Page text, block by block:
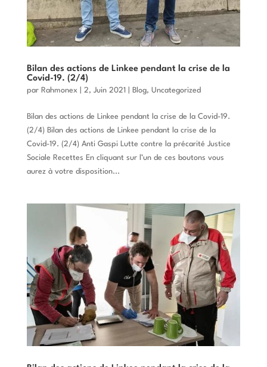
Bilan des actions de Linkee pendant la crise de la
Covid-19. (2/4)
par Rahmonex| 2, Juin 2021 Blog, Uncategorized
Bilan des actions de Linkee pendant la crise de la Covid-19.
(2/4) Bilan des actions de Linkee pendant la crise de la
Covid-19. (2/4) Anti Gaspi Lutte contre la précarité Justice
Sociale Recettes En cliquant sur l’un de ces boutons vous
aurez à votre disposition...